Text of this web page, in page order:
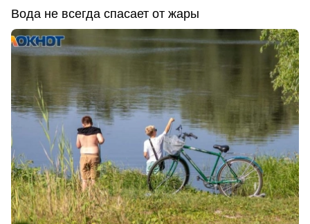
Вода не всегда спасает от жары